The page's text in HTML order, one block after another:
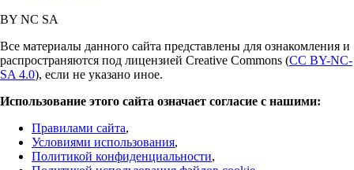
BY NC SA
Все материалы данного сайта представлены для ознакомления и
распространяются под лицензией Creative Commons (CC BY-NC-
SA 4.0), если не указано иное.
Использование этого сайта означает согласие с нашими:
Правилами сайта,
Условиями использования,
Политикой конфиденциальности,